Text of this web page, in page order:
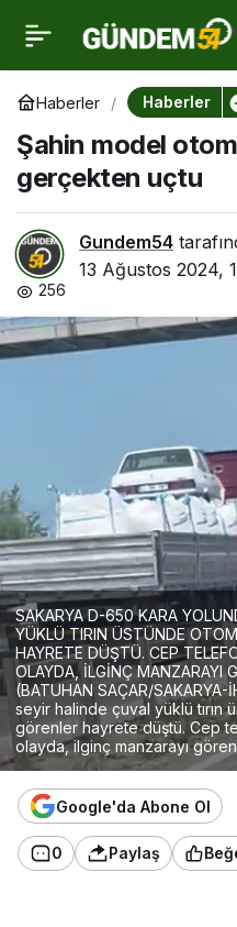
Haberler Haberler
Şahin model
gerçekten uçtu
Gundem54
13 Ağustos 2024,
256
SAKARYA D-650 KARA
YÜKLÜ TIRIN ÜSTÜNDE
HAYRETE DÜŞTÜ. CEP
OLAYDA, İLGİNÇ MANZARAYI
(BATUHAN SAÇAR/
seyir halinde çuval yüklü tırın
görenler hayrete düştü. Cep
olayda, ilginç manzarayı
Google'da Abone Ol
0 Paylaş
Şahin model otomobil bu
sefer gerçekten uçtu